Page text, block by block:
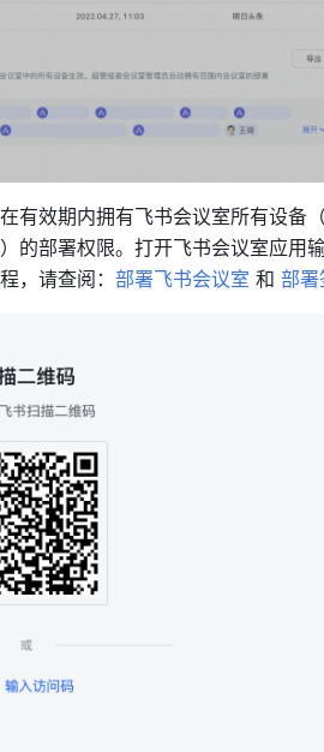
有效期内拥有飞书会议室所有设备
的部署权限。打开飞书会议室应用
，请查阅： 部署飞书会议室 和 部署